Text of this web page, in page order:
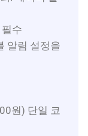
수
알림 설정을
원) 단일 코